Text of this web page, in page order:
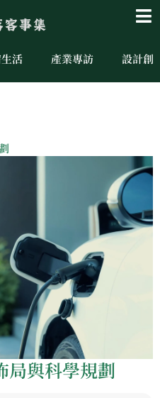
活 產業專訪 設計創
局與科學規劃